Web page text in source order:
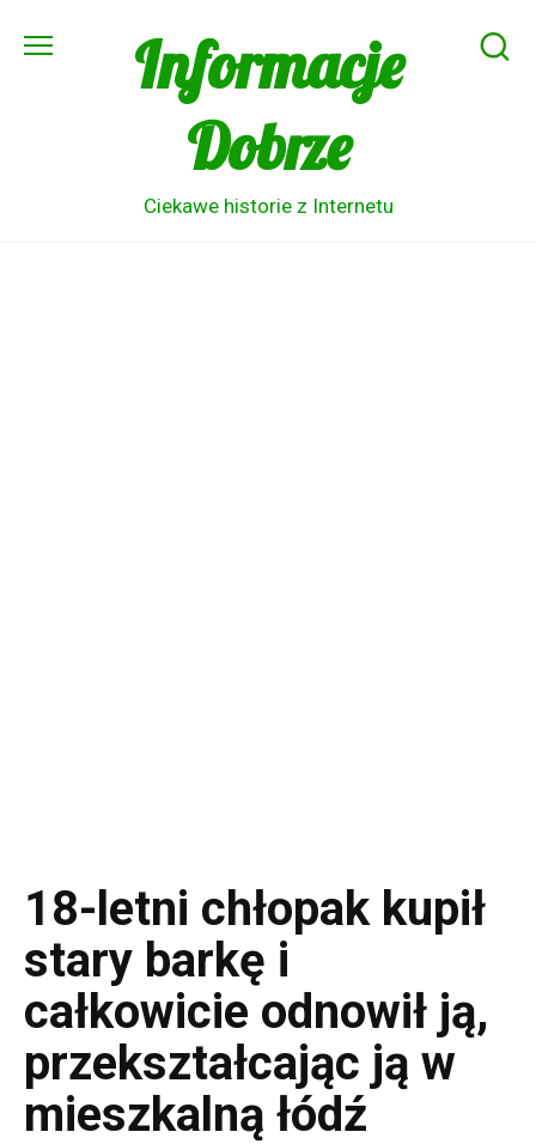
Informacje
Dobrze
Ciekawe historie z Internetu
18-letni chłopak kupił
stary barkę i
całkowicie odnowił ją,
przekształcając ją w
mieszkalną łódź